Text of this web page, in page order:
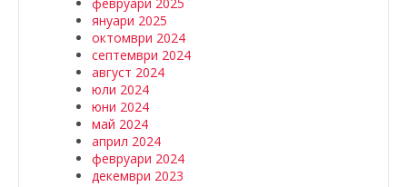
януари 2025
октомври 2024
септември 2024
август 2024
юли 2024
юни 2024
май 2024
април 2024
февруари 2024
декември 2023